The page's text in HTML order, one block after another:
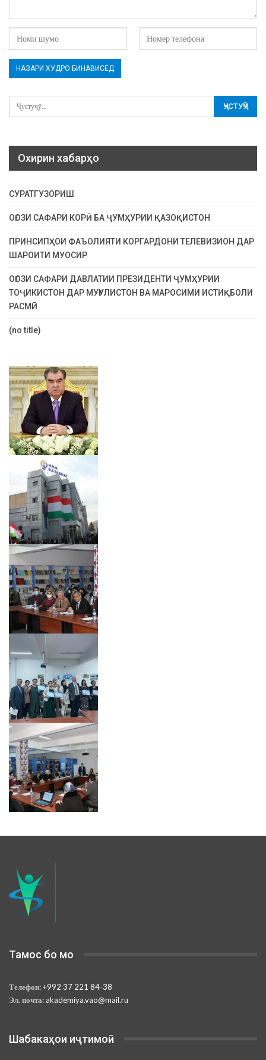
Охирин хабарҳо
СУРАТГУЗОРИШ
ОҒОЗИ САФАРИ КОРӢ БА ҶУМҲУРИИ ҚАЗОҚИСТОН
ПРИНСИПҲОИ ФАЪОЛИЯТИ КОРГАРДОНИ ТЕЛЕВИЗИОН ДАР
ШАРОИТИ МУОСИР
ОҒОЗИ САФАРИ ДАВЛАТИИ ПРЕЗИДЕНТИ ҶУМҲУРИИ
ТОҶИКИСТОН ДАР МУҒУЛИСТОН ВА МАРОСИМИ ИСТИҚБОЛИ
РАСМӢ
(no title)
Тамос бо мо
Телефон:+992 37 221 84-38
Эл. почта: akademiya.vao@mail.ru
Шабакаҳои иҷтимоӣ